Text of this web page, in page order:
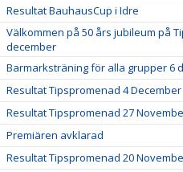
Resultat BauhausCup i Idre
Välkommen på 50 års jubileum på
december
Barmarksträning för alla grupper 6
Resultat Tipspromenad 4 December
Resultat Tipspromenad 27
Premiären avklarad
Resultat Tipspromenad 20